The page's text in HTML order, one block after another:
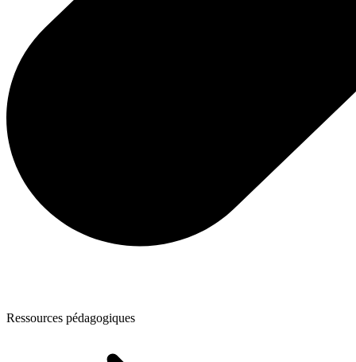
Ressources pédagogiques